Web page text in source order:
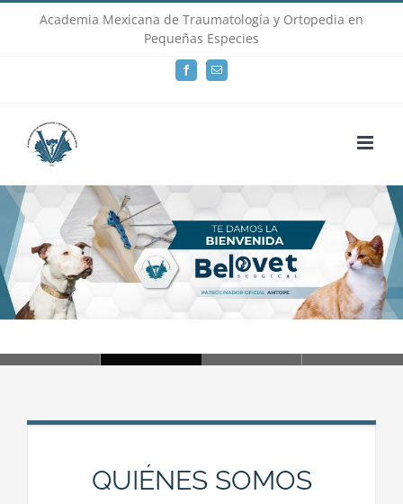
Academia Mexicana de Traumatología y Ortopedia en
Pequeñas Especies
FacebookEmail
Loading...
QUIÉNES SOMOS